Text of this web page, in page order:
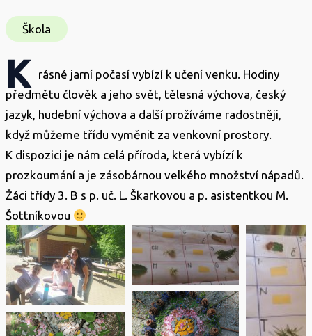
Škola
K
rásné jarní počasí vybízí k učení venku. Hodiny
předmětu člověk a jeho svět, tělesná výchova, český
jazyk, hudební výchova a další prožíváme radostněji,
když můžeme třídu vyměnit za venkovní prostory.
K dispozici je nám celá příroda, která vybízí k
prozkoumání a je zásobárnou velkého množství nápadů.
Žáci třídy 3. B s p. uč. L. Škarkovou a p. asistentkou M.
Šottníkovou